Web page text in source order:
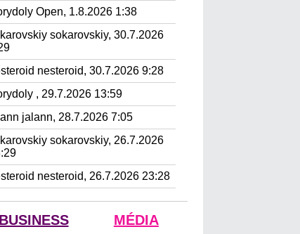
Open, 1.8.2026 1:38
sokarovskiy, 30.7.2026
nesteroid, 30.7.2026 9:28
, 29.7.2026 13:59
jalann, 28.7.2026 7:05
sokarovskiy, 26.7.2026
nesteroid, 26.7.2026 23:28
BUSINESS MÉDIA